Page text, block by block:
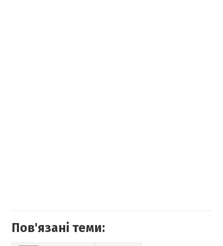
Пов'язані теми: